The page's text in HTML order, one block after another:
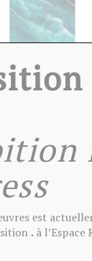
PAINTING
est
. à l’Espace